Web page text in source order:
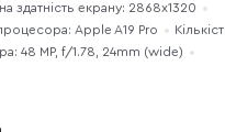
здатність екрану: 2868x1320
Apple A19 Pro
48 MP, f/1.78, 24mm (wide)